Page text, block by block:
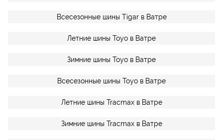
Всесезонные шины Tigar в Ватре
Летние шины Toyo в Ватре
Зимние шины Toyo в Ватре
Всесезонные шины Toyo в Ватре
Летние шины Tracmax в Ватре
Зимние шины Tracmax в Ватре